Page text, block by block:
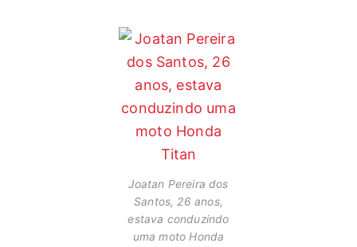
Joatan Pereira dos
Santos, 26 anos,
estava conduzindo
uma moto Honda